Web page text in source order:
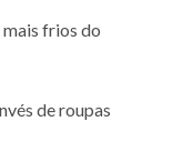
frios do
de roupas